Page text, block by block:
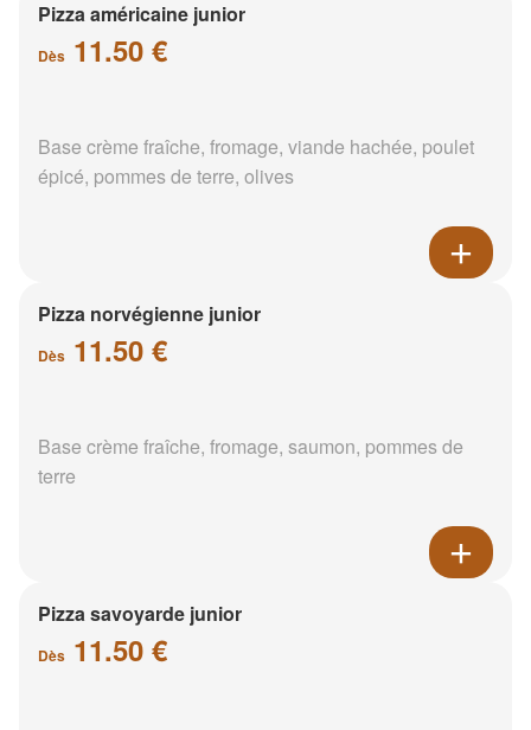
Pizza américaine junior
Dès 11.50 €
Base crème fraîche, fromage, viande hachée, poulet
épicé, pommes de terre, olives
Pizza norvégienne junior
Dès 11.50 €
Base crème fraîche, fromage, saumon, pommes de
terre
Pizza savoyarde junior
Dès 11.50 €